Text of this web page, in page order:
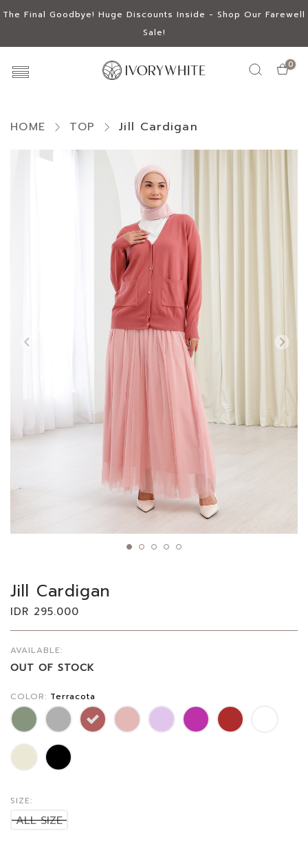
The Final Goodbye! Huge Discounts Inside - Shop Our Farewell
Sale!
0
HOME TOP Jill Cardigan
Jill Cardigan
IDR 295.000
AVAILABLE:
OUT OF STOCK
COLOR: Terracota
SIZE:
ALL SIZE